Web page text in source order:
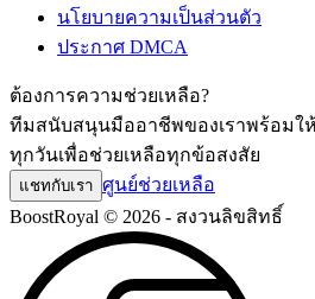
นโยบายความเป็นส่วนตัว
ประกาศ DMCA
ต้องการความช่วยเหลือ?
ทีมสนับสนุนมืออาชีพของเราพร้อมใ
ทุกวันเพื่อช่วยเหลือทุกข้อสงสัย
แชทกับเรา ศูนย์ช่วยเหลือ
BoostRoyal © 2026 - สงวนลิขสิทธิ์